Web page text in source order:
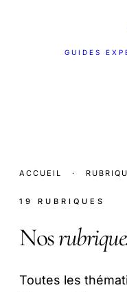
GUIDES
ACCUEIL ·
19 RUBRIQUES
Nos
Toutes les